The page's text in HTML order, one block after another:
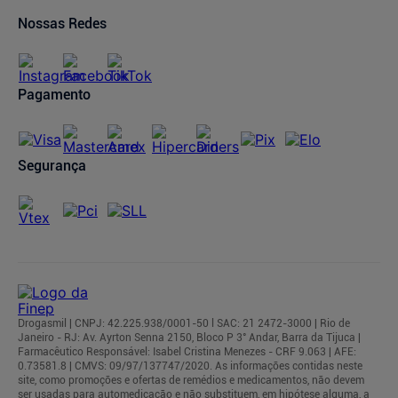
Compra Recorrente
Nossas Redes
Pagamento
Segurança
Drogasmil | CNPJ: 42.225.938/0001-50 l SAC: 21 2472-3000 | Rio de
Janeiro - RJ: Av. Ayrton Senna 2150, Bloco P 3° Andar, Barra da Tijuca |
Farmacêutico Responsável: Isabel Cristina Menezes - CRF 9.063 | AFE:
0.73581.8 | CMVS: 09/97/137747/2020. As informações contidas neste
site, como promoções e ofertas de remédios e medicamentos, não devem
ser usadas para automedicação e não substituem, em hipótese alguma, a